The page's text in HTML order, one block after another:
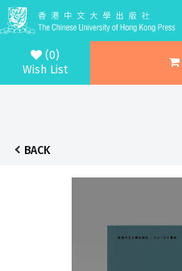
(0)
Wish List
BACK